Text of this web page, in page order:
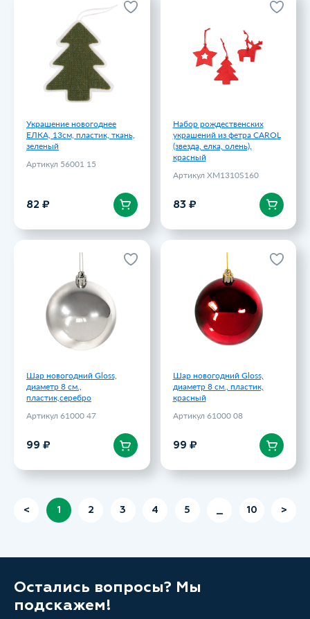
Украшение новогоднее
ЕЛКА, 13cм, пластик, ткань,
зеленый
Артикул 56001 15
82 ₽
Украшение новогоднее
ЕЛКА, 13cм, пластик, ткань,
Артикул 56001 15
Набор рождественских
украшений из фетра CAROL
(звезда, елка, олень),
красный
Артикул XM1310S160
83 ₽
Набор рождественских
украшений из фетра CAROL
(звезда, елка, олень),
красный
Артикул XM1310S160
Шар новогодний Gloss,
диаметр 8 см.,
пластик,серебро
Артикул 61000 47
99 ₽
Шар новогодний Gloss,
диаметр 8 см.,
пластик,серебро
Артикул 61000 47
99 ₽
Шар новогодний Gloss,
диаметр 8 см., пластик,
красный
Артикул 61000 08
99 ₽
Шар новогодний Gloss,
диаметр 8 см., пластик,
Артикул 61000 08
99 ₽
< 1 2 3 4 5 10 >
Остались вопросы? Мы
подскажем!